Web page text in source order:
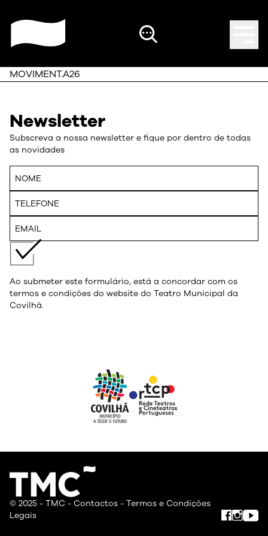
MOVIMENT.A26
Newsletter
Subscreva a nossa newsletter e fique por dentro de todas
as novidades
Ao submeter este formulário, está a concordar com os
termos e condições do website do Teatro Municipal da
Covilhã.
© 2025 - TMC - Contactos - Termos e Condições
Legais